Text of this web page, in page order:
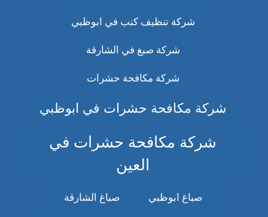
شركة تنظيف كنب في ابوظبي
شركة صبغ في الشارقة
شركة مكافحة حشرات
شركة مكافحة حشرات في ابوظبي
شركة مكافحة حشرات في
العين
صباغ ابوظبي صباغ الشارقة